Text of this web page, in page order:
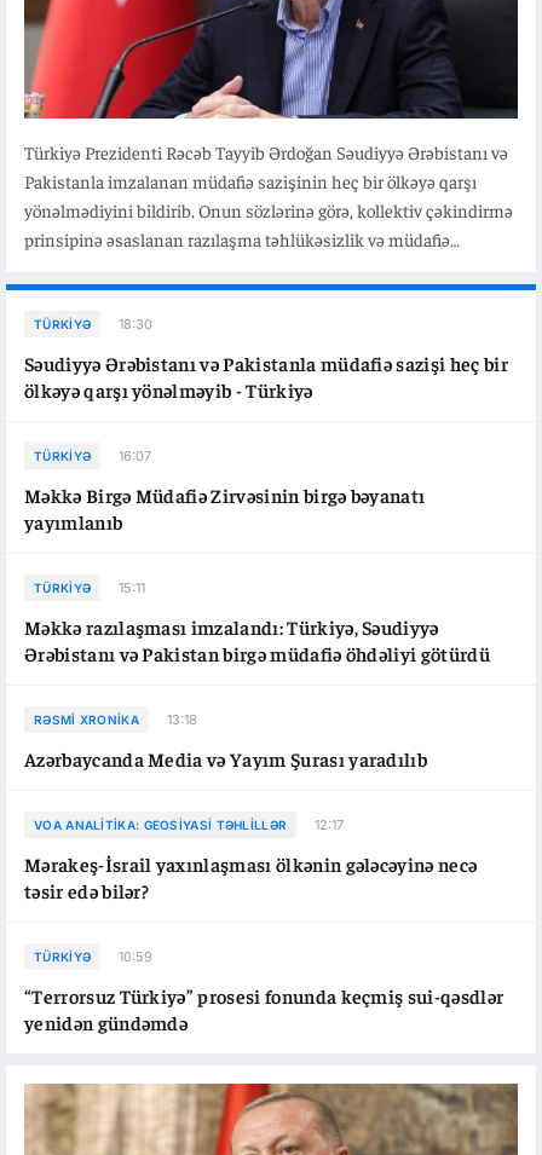
Türkiyə Prezidenti Rəcəb Tayyib Ərdoğan Səudiyyə Ərəbistanı və
Pakistanla imzalanan müdafiə sazişinin heç bir ölkəyə qarşı
yönəlmədiyini bildirib. Onun sözlərinə görə, kollektiv çəkindirmə
prinsipinə əsaslanan razılaşma təhlükəsizlik və müdafiə
mübarizəni gücləndirəcək. Ərdoğan sazişin regionda sülh və
sabitliyə töhfə verməyi hədəflədiyini vurğulayıb.
TÜRKIYƏ 18:30
Səudiyyə Ərəbistanı və Pakistanla müdafiə sazişi heç bir
ölkəyə qarşı yönəlməyib - Türkiyə
TÜRKIYƏ 16:07
Məkkə Birgə Müdafiə Zirvəsinin birgə bəyanatı
yayımlanıb
TÜRKIYƏ 15:11
Məkkə razılaşması imzalandı: Türkiyə, Səudiyyə
Ərəbistanı və Pakistan birgə müdafiə öhdəliyi götürdü
RƏSMI XRONIKA 13:18
Azərbaycanda Media və Yayım Şurası yaradılıb
VOA ANALITIKA: GEOSIYASI TƏHLILLƏR 12:17
Mərakeş-İsrail yaxınlaşması ölkənin gələcəyinə necə
təsir edə bilər?
TÜRKIYƏ 10:59
“Terrorsuz Türkiyə” prosesi fonunda keçmiş sui-qəsdlər
yenidən gündəmdə